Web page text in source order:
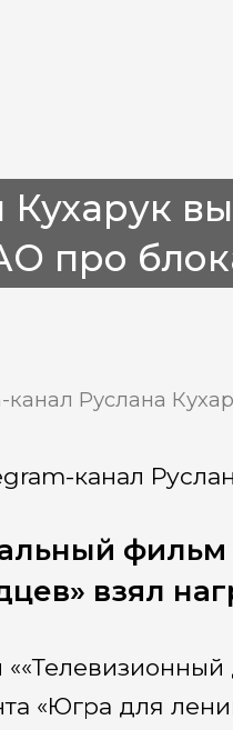
Кухарук
про
Руслана
канал
взял
«Югра для